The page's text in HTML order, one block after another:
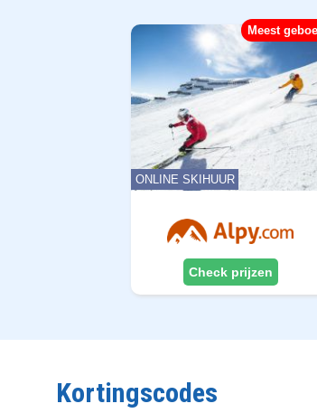
ONLINE SKIHUUR
Meest
Check prijzen
Kortingscodes